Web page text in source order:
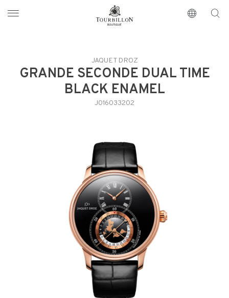
https://www.tourbillon.com/es
JAQUET DROZ
GRANDE SECONDE DUAL TIME
BLACK ENAMEL
J016033202